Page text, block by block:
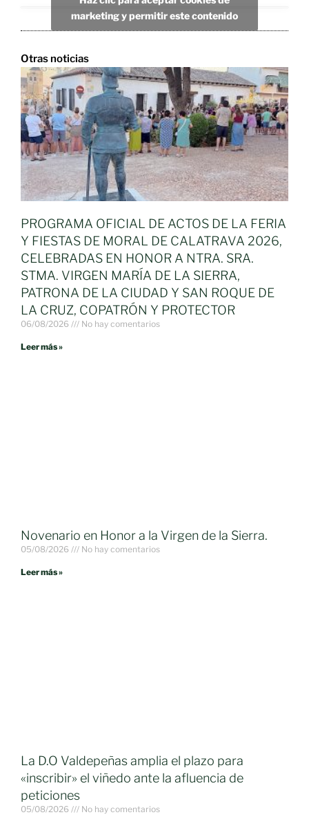
marketing y permitir este contenido
Otras noticias
PROGRAMA OFICIAL DE ACTOS DE LA FERIA
Y FIESTAS DE MORAL DE CALATRAVA 2026,
CELEBRADAS EN HONOR A NTRA. SRA.
STMA. VIRGEN MARÍA DE LA SIERRA,
PATRONA DE LA CIUDAD Y SAN ROQUE DE
LA CRUZ, COPATRÓN Y PROTECTOR
06/08/2026 No hay comentarios
Leer más »
Novenario en Honor a la Virgen de la Sierra.
05/08/2026 No hay comentarios
Leer más »
La D.O Valdepeñas amplia el plazo para
«inscribir» el viñedo ante la afluencia de
peticiones
05/08/2026 No hay comentarios